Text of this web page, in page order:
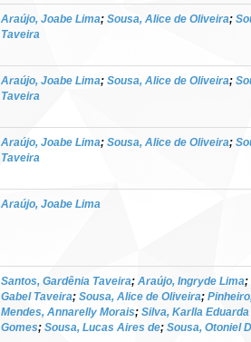
Araújo, Joabe Lima; Sousa, Alice de Oliveira;
Taveira
Araújo, Joabe Lima; Sousa, Alice de Oliveira;
Taveira
Araújo, Joabe Lima; Sousa, Alice de Oliveira;
Taveira
Araújo, Joabe Lima
Santos, Gardênia Taveira; Araújo, Ingryde Lima;
Gabel Taveira; Sousa, Alice de Oliveira;
Mendes, Annarelly Morais; Silva, Karlla
Gomes; Sousa, Lucas Aires de; Sousa, Otoniel